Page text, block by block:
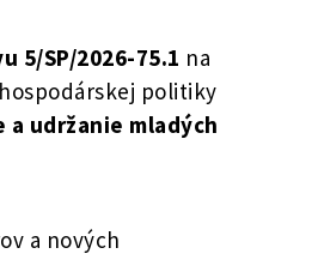
5/SP/2026-75.1 na
politiky
udržanie mladých
a nových